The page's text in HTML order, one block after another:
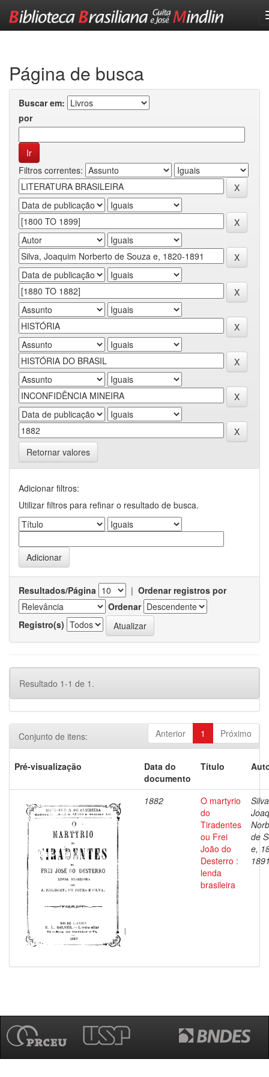
Página de busca
Buscar em:
por
Filtros correntes:
Retornar valores
Adicionar filtros:
Utilizar filtros para refinar o resultado de busca.
Resultados/Página | Ordenar registros por
Ordenar
Registro(s)
Resultado 1-1 de 1.
Anterior 1 Próximo
Conjunto de itens:
Pré-visualização
Data do
documento
Título
1882
O martyrio
do
Tiradentes
ou Frei
João do
Desterro :
lenda
brasileira
de
e,